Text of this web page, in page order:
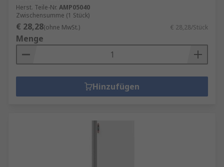
Herst. Teile-Nr. AMP05040
Zwischensumme (1 Stück)
€ 28,28(ohne MwSt.) € 28,28/Stück
Menge
Hinzufügen